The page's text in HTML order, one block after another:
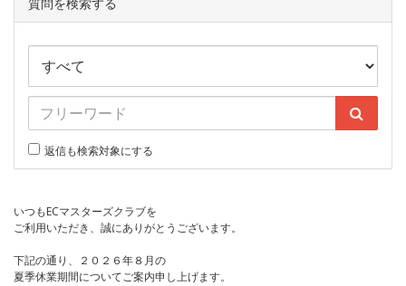
返信も検索対象にする
いつもECマスターズクラブを
ご利用いただき、誠にありがとうございます。
下記の通り、２０２６年８月の
夏季休業期間についてご案内申し上げます。